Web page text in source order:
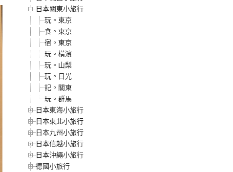
日本關東小旅行
玩。東京
食。東京
宿。東京
玩。橫濱
玩。山梨
玩。日光
記。關東
玩。群馬
日本東海小旅行
日本東北小旅行
日本九州小旅行
日本信越小旅行
日本沖繩小旅行
德國小旅行